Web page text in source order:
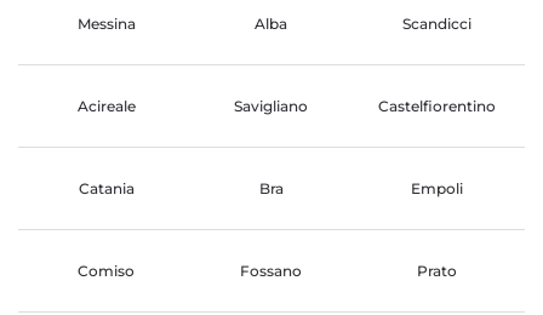
Messina Alba Scandicci
Acireale Savigliano Castelfiorentino
Catania Bra Empoli
Comiso Fossano Prato